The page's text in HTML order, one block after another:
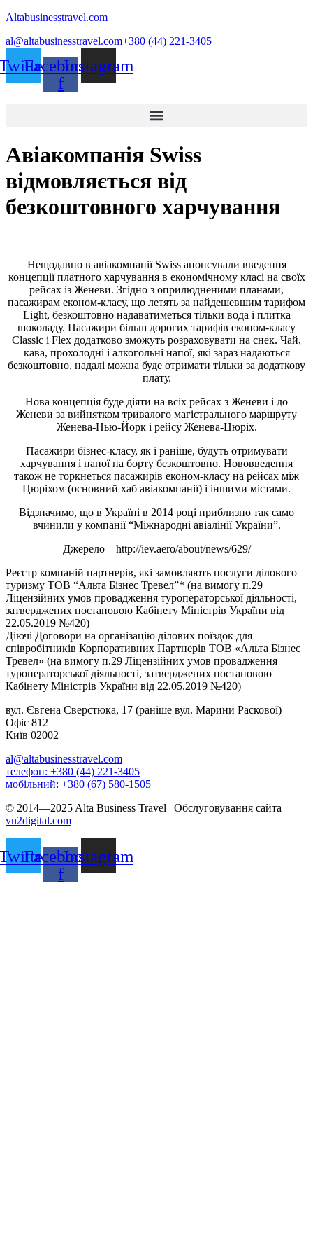
Altabusinesstravel.com
al@altabusinesstravel.com+380 (44) 221-3405
Facebook-
f
Instagram
Авіакомпанія Swiss
відмовляється від
безкоштовного харчування
Нещодавно в авіакомпанії Swiss анонсували введення
концепції платного харчування в економічному класі на своїх
рейсах із Женеви. Згідно з оприлюдненими планами,
пасажирам економ-класу, що летять за найдешевшим тарифом
Light, безкоштовно надаватиметься тільки вода і плитка
шоколаду. Пасажири більш дорогих тарифів економ-класу
Classic і Flex додатково зможуть розраховувати на снек. Чай,
кава, прохолодні і алкогольні напої, які зараз надаються
безкоштовно, надалі можна буде отримати тільки за додаткову
плату.
Нова концепція буде діяти на всіх рейсах з Женеви і до
Женеви за вийнятком тривалого магістрального маршруту
Женева-Нью-Йорк і рейсу Женева-Цюріх.
Пасажири бізнес-класу, як і раніше, будуть отримувати
харчування і напої на борту безкоштовно. Нововведення
також не торкнеться пасажирів економ-класу на рейсах між
Цюріхом (основний хаб авіакомпанії) і іншими містами.
Відзначимо, що в Україні в 2014 році приблизно так само
вчинили у компанії “Міжнародні авіалінії України”.
Джерело – http://iev.aero/about/news/629/
Реєстр компаній партнерів, які замовляють послуги ділового
туризму ТОВ “Альта Бізнес Тревел”* (на вимогу п.29
Ліцензійних умов провадження туроператорської діяльності,
затверджених постановою Кабінету Міністрів України від
22.05.2019 №420)
Діючі Договори на організацію ділових поїздок для
співробітників Корпоративних Партнерів ТОВ «Альта Бізнес
Тревел» (на вимогу п.29 Ліцензійних умов провадження
туроператорської діяльності, затверджених постановою
Кабінету Міністрів України від 22.05.2019 №420)
вул. Євгена Сверстюка, 17 (раніше вул. Марини Раскової)
Офіс 812
Київ 02002
al@altabusinesstravel.com
телефон: +380 (44) 221-3405
мобільний: +380 (67) 580-1505
© 2014—2025 Alta Business Travel | Обслуговування сайта
vn2digital.com
Facebook-
f
Instagram